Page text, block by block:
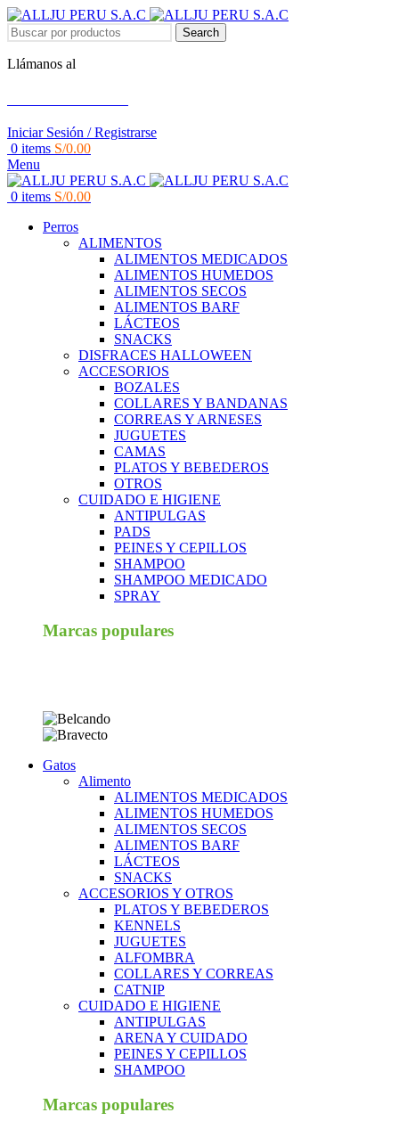
Search
Llámanos al
Iniciar Sesión / Registrarse
0 items S/0.00
Menu
0 items S/0.00
Perros
ALIMENTOS
ALIMENTOS MEDICADOS
ALIMENTOS HUMEDOS
ALIMENTOS SECOS
ALIMENTOS BARF
LÁCTEOS
SNACKS
DISFRACES HALLOWEEN
ACCESORIOS
BOZALES
COLLARES Y BANDANAS
CORREAS Y ARNESES
JUGUETES
CAMAS
PLATOS Y BEBEDEROS
OTROS
CUIDADO E HIGIENE
ANTIPULGAS
PADS
PEINES Y CEPILLOS
SHAMPOO
SHAMPOO MEDICADO
SPRAY
Marcas populares
Gatos
Alimento
ALIMENTOS MEDICADOS
ALIMENTOS HUMEDOS
ALIMENTOS SECOS
ALIMENTOS BARF
LÁCTEOS
SNACKS
ACCESORIOS Y OTROS
PLATOS Y BEBEDEROS
KENNELS
JUGUETES
ALFOMBRA
COLLARES Y CORREAS
CATNIP
CUIDADO E HIGIENE
ANTIPULGAS
ARENA Y CUIDADO
PEINES Y CEPILLOS
SHAMPOO
Marcas populares